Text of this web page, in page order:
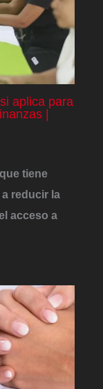
aplica para
|
tiene
reducir la
acceso a